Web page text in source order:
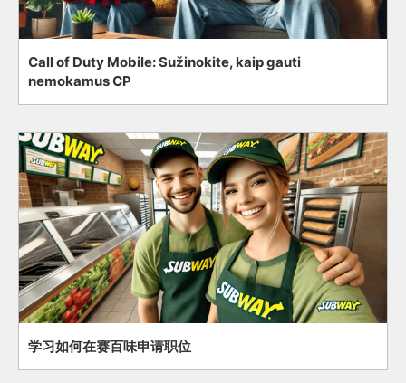
Call of Duty Mobile: Sužinokite, kaip gauti
nemokamus CP
学习如何在赛百味申请职位